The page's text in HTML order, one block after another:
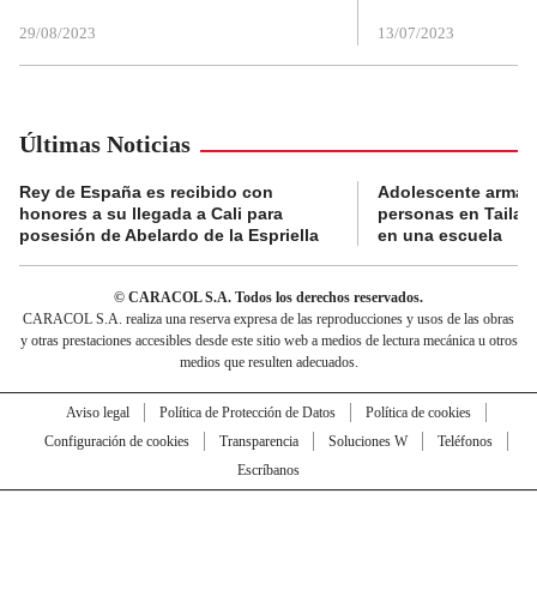
29/08/2023 13/07/2023
Últimas Noticias
Rey de España es recibido con
honores a su llegada a Cali para
posesión de Abelardo de la Espriella
Adolescente
personas en
en una escuela
© CARACOL S.A. Todos los derechos reservados.
CARACOL S.A. realiza una reserva expresa de las reproducciones y usos de las obras
y otras prestaciones accesibles desde este sitio web a medios de lectura mecánica u otros
medios que resulten adecuados.
Aviso legal Política de Protección de Datos
Política de cookies
Configuración de cookies
Transparencia Soluciones W
Teléfonos
Escríbanos